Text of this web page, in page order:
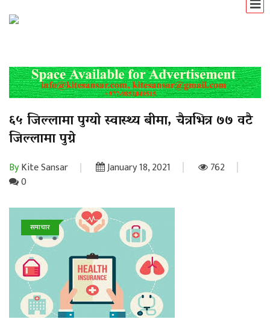
६५ जिल्लामा पुग्यो स्वास्थ्य बीमा, चैत्रभित्र ७७ वटै
जिल्लामा पुग्ने
ByKite Sansar January 18, 2021
762
0
समाचार